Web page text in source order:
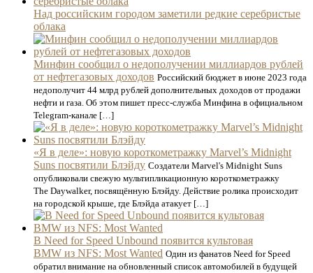
Над российским городом заметили редкие серебристые
облака
Минфин сообщил о недополучении миллиардов рублей
от нефтегазовых доходов Российский бюджет в июне 2023 года
недополучит 44 млрд рублей дополнительных доходов от продажи
нефти и газа. Об этом пишет пресс-служба Минфина в официальном
Telegram-канале […]
«Я в деле»: новую короткометражку Marvel’s Midnight
Suns посвятили Блэйду Создатели Marvel's Midnight Suns
опубликовали свежую мультипликационную короткометражку
The Daywalker, посвящённую Блэйду. Действие ролика происходит
на городской крыше, где Блэйда атакует […]
В Need for Speed Unbound появится культовая
BMW из NFS: Most Wanted Один из фанатов Need for Speed
обратил внимание на обновленный список автомобилей в будущей